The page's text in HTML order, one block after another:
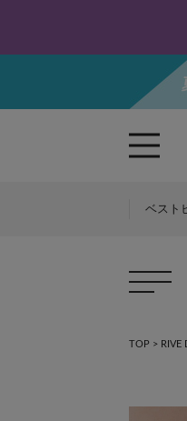
ベスト
TOP > RIVE